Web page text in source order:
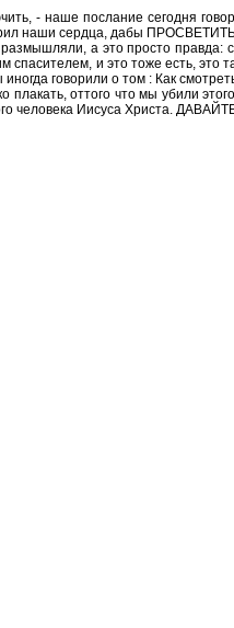
- наше послание сегодня
наши сердца, дабы
а это просто
спасителем, и это тоже есть,
говорили о том : Как
плакать, оттого что мы убили
человека Иисуса Христа.